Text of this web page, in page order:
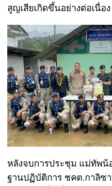
สูญเสียเกิดขึ้นอย่างต่อเนื่อง
หลังจบการประชุม แม่ทัพน้
ฐานปฏิบัติการ ชคต.กาลิซ